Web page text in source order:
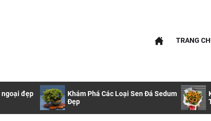
TRANG
ngoại đẹp
Khám Phá Các Loại Sen Đá Sedum
Đẹp